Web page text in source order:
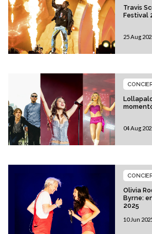
Travis
Festival
25 Aug
04 Aug
Olivia
Byrne:
2025
10 Jun